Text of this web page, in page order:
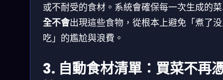
或不耐受的食材。系統會確保每一次生成的
全不會出現這些食物，從根本上避免「煮了
吃」的尷尬與浪費。
3. 自動食材清單：買菜不再